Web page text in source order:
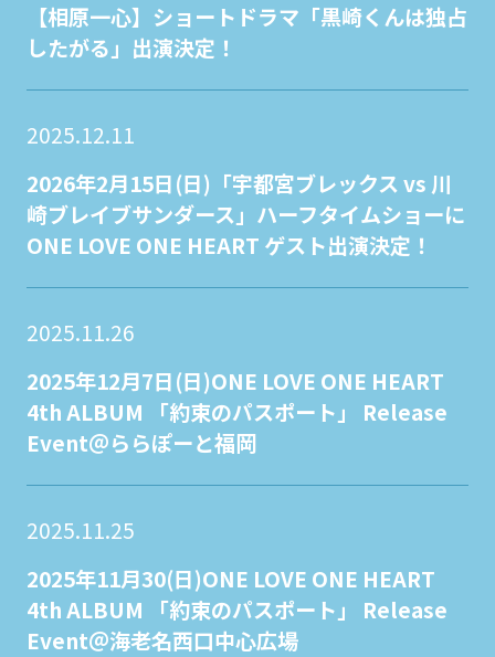
【相原一心】ショートドラマ「黒崎くんは独占
したがる」出演決定！
2025.12.11
2026年2月15日(日)「宇都宮ブレックス vs 川
崎ブレイブサンダース」ハーフタイムショーに
ONE LOVE ONE HEART ゲスト出演決定！
2025.11.26
2025年12月7日(日)ONE LOVE ONE HEART
4th ALBUM 「約束のパスポート」 Release
Event＠ららぽーと福岡
2025.11.25
2025年11月30(日)ONE LOVE ONE HEART
4th ALBUM 「約束のパスポート」 Release
Event＠海老名西口中心広場